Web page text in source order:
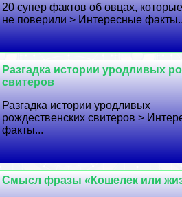
20 супер фактов об овцах,
не поверили > Интересные
Разгадка истории уpoдливых
свитеров
Разгадка истории уpoдливых
рождественских свитеров >
факты...
Смысл фразы «Кошелек или